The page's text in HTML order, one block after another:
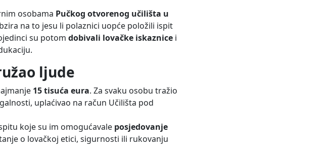
osobama Pučkog otvorenog učilišta u
na to jesu li polaznici uopće položili ispit
su potom dobivali lovačke iskaznice i
ljude
15 tisuća eura. Za svaku osobu tražio
uplaćivao na račun Učilišta pod
koje su im omogućavale posjedovanje
o lovačkoj etici, sigurnosti ili rukovanju